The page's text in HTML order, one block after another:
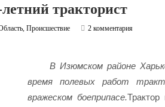
тракторист
,Происшествие
2 комментария
В Изюмском районе
время полевых работ
вражеском боеприпасе.